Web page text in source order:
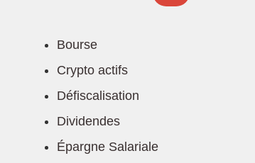
Bourse
Crypto actifs
Défiscalisation
Dividendes
Épargne Salariale